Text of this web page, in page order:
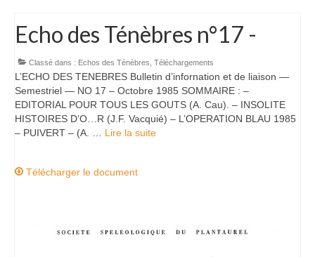
Echo des Ténèbres n°17 -
Classé dans : Echos des Ténèbres Téléchargements
L’ECHO DES TENEBRES Bulletin d’infornation et de liaison —
Semestriel — NO 17 – Octobre 1985 SOMMAIRE : –
EDITORIAL POUR TOUS LES GOUTS (A. Cau). – INSOLITE
HISTOIRES D’O…R (J.F. Vacquié) – L’OPERATION BLAU 1985
– PUIVERT – (A. … Lire la suite­­
Télécharger le document